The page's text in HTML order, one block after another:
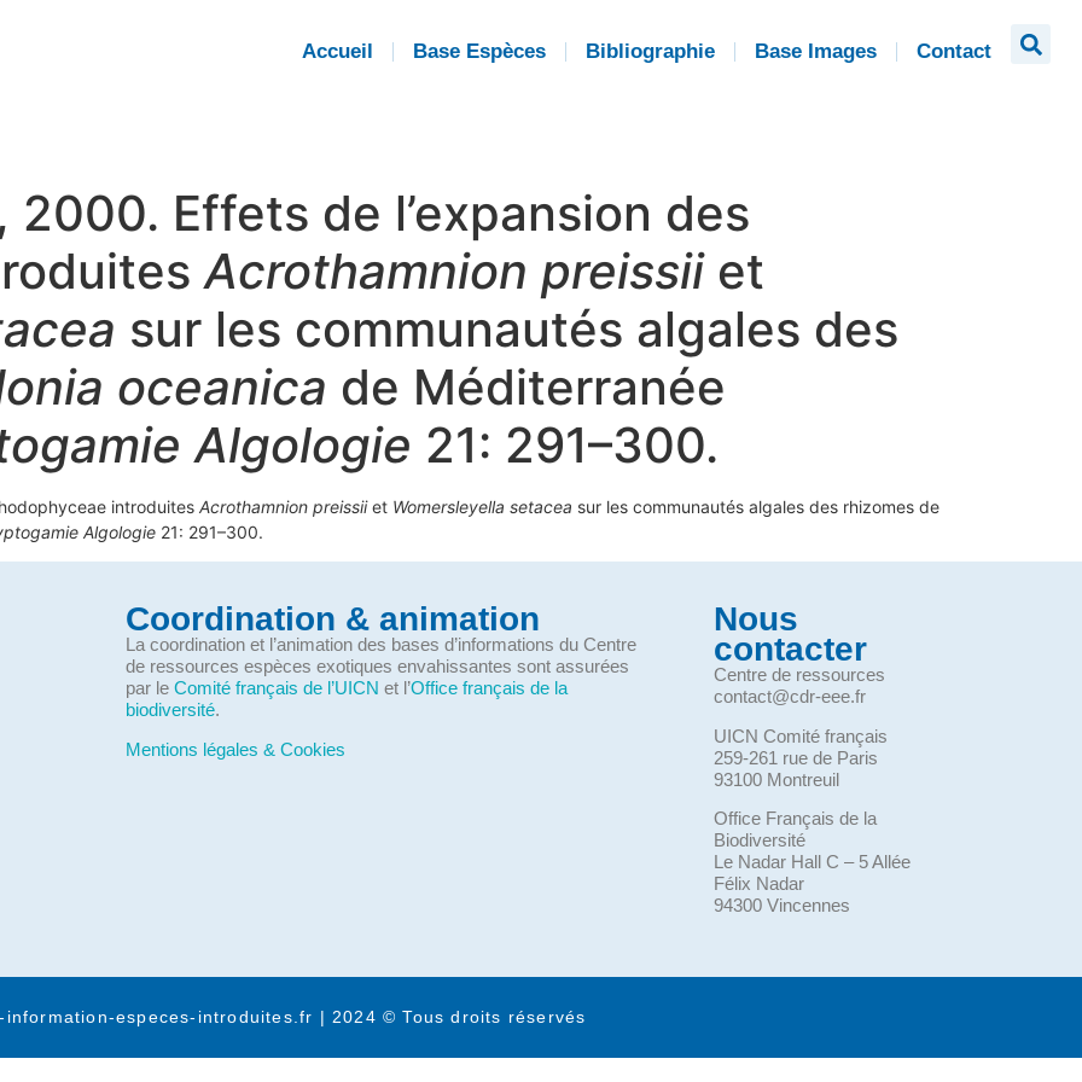
Accueil Base Espèces Bibliographie Base Images Contact
2000. Effets de l’expansion des
Acrothamnion preissiiet
sur les communautés algales des
oceanica de Méditerranée
Algologie 21: 291–300.
introduites Acrothamnion preissiiet Womersleyella setacea sur les communautés algales des rhizomes de
Algologie 21: 291–300.
Coordination & animation
La coordination et l’animation des bases d’informations du Centre
de ressources espèces exotiques envahissantes sont assurées
par le Comité français de l’UICN et l’Office français de la
biodiversité.
Mentions légales & Cookies
Nous
contacter
Centre de ressources
contact@cdr-eee.fr
UICN Comité français
259-261 rue de Paris
93100 Montreuil
Office Français de la
Biodiversité
Le Nadar Hall C – 5 Allée
Félix Nadar
94300 Vincennes
information-especes-introduites.fr | 2024 © Tous droits réservés